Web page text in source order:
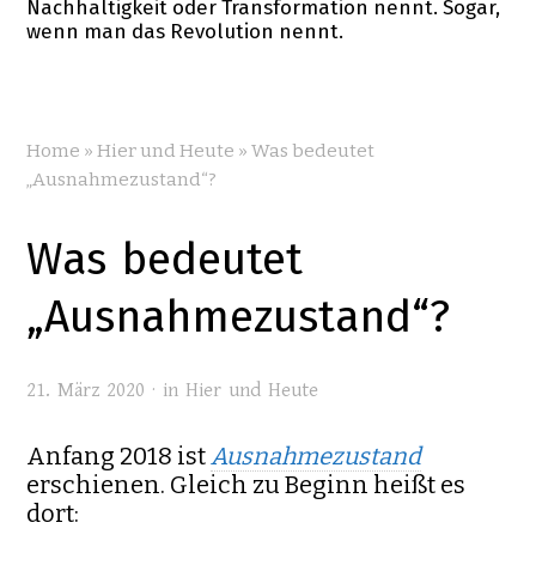
Nachhaltigkeit oder Transformation nennt. Sogar,
wenn man das Revolution nennt.
Home » Hier und Heute » Was bedeutet
„Ausnahmezustand“?
Was bedeutet
„Ausnahmezustand“?
21. März 2020 · in Hier und Heute
Anfang 2018 istAusnahmezustand
erschienen. Gleich zu Beginn heißt es
dort: